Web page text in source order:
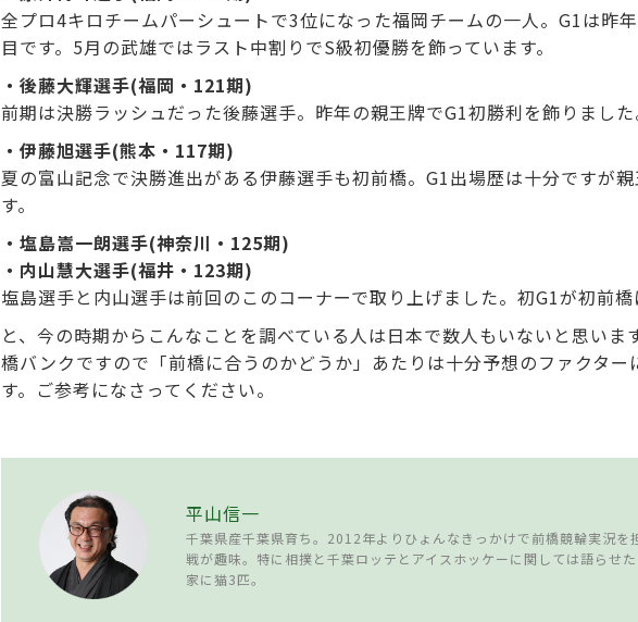
全プロ4キロチームパーシュートで3位になった福岡チームの一人。G1は昨
目です。5月の武雄ではラスト中割りでS級初優勝を飾っています。
・後藤大輝選手(福岡・121期)
前期は決勝ラッシュだった後藤選手。昨年の親王牌でG1初勝利を飾りました
・伊藤旭選手(熊本・117期)
夏の富山記念で決勝進出がある伊藤選手も初前橋。G1出場歴は十分ですが
す。
・塩島嵩一朗選手(神奈川・125期)
・内山慧大選手(福井・123期)
塩島選手と内山選手は前回のこのコーナーで取り上げました。初G1が初前橋
と、今の時期からこんなことを調べている人は日本で数人もいないと思いま
橋バンクですので「前橋に合うのかどうか」あたりは十分予想のファクター
す。ご参考になさってください。
平山信一
千葉県産千葉県育ち。2012年よりひょんなきっかけで前橋競輪実況を
戦が趣味。特に相撲と千葉ロッテとアイスホッケーに関しては語らせた
家に猫3匹。